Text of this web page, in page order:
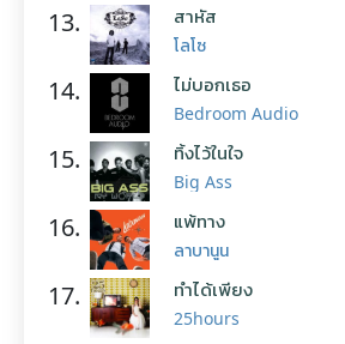
13. สาหัส
โลโซ
14. ไม่บอกเธอ
Bedroom Audio
15. ทิ้งไว้ในใจ
Big Ass
16. แพ้ทาง
ลาบานูน
17. ทำได้เพียง
25hours